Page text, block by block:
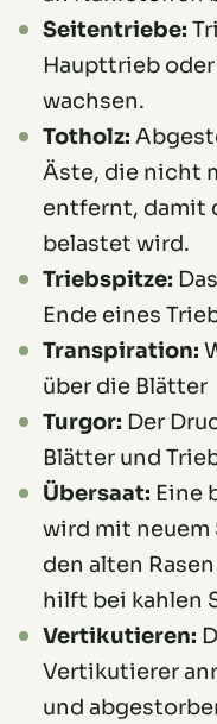
Seitentriebe:
Haupttrieb
wachsen.
Totholz:
Äste, die nicht
entfernt, damit
belastet wird.
Triebspitze:
Ende eines
Transpiration:
über die Blätter
Turgor: Der
Blätter und
Übersaat: Eine
wird mit neuem
den alten
hilft bei kahlen
Vertikutieren:
Vertikutierer
und